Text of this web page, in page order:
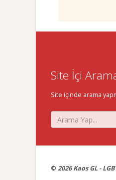
Site İçi
Site içinde arama
© 2026 Kaos GL -